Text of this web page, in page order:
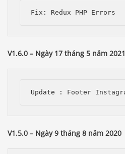
V1.6.0 – Ngày 17 tháng 5 năm 2021
V1.5.0 – Ngày 9 tháng 8 năm 2020